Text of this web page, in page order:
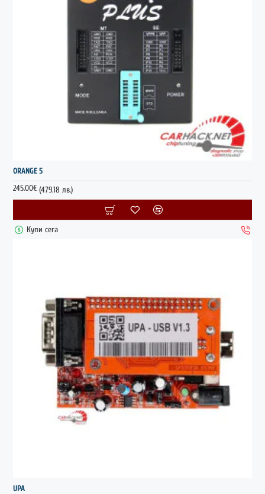
ORANGE 5
245.00€(479.18 лв.)
Купи сега
UPA